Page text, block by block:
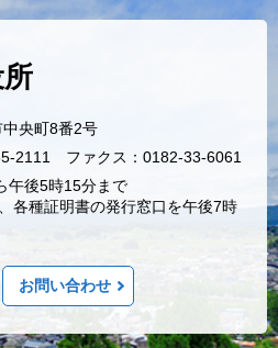
央町8番2号
2111 ファクス：0182-33-6061
午後5時15分まで
各種証明書の発行窓口を午後7時
お問い合わせ